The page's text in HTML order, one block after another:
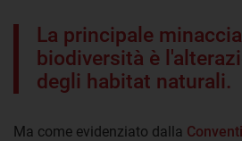
La principale
biodiversità è
degli habitat naturali.
Ma come evidenziato dalla